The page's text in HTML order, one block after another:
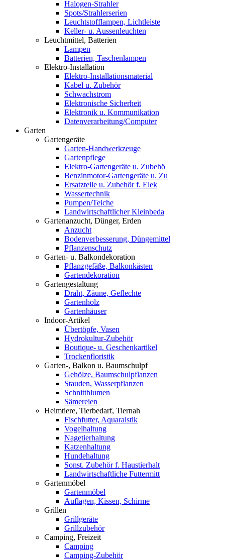
Halogen-Strahler
Spots/Strahlerserien
Leuchtstofflampen, Lichtleiste
Keller- u. Aussenleuchten
Leuchtmittel, Batterien
Lampen
Batterien, Taschenlampen
Elektro-Installation
Elektro-Installationsmaterial
Kabel u. Zubehör
Schwachstrom
Elektronische Sicherheit
Elektronik u. Kommunikation
Datenverarbeitung/Computer
Garten
Gartengeräte
Garten-Handwerkzeuge
Gartenpflege
Elektro-Gartengeräte u. Zubehö
Benzinmotor-Gartengeräte u. Zu
Ersatzteile u. Zubehör f. Elek
Wassertechnik
Pumpen/Teiche
Landwirtschaftlicher Kleinbeda
Gartenanzucht, Dünger, Erden
Anzucht
Bodenverbesserung, Düngemittel
Pflanzenschutz
Garten- u. Balkondekoration
Pflanzgefäße, Balkonkästen
Gartendekoration
Gartengestaltung
Draht, Zäune, Geflechte
Gartenholz
Gartenhäuser
Indoor-Artikel
Übertöpfe, Vasen
Hydrokultur-Zubehör
Boutique- u. Geschenkartikel
Trockenfloristik
Garten-, Balkon u. Baumschulpf
Gehölze, Baumschulpflanzen
Stauden, Wasserpflanzen
Schnittblumen
Sämereien
Heimtiere, Tierbedarf, Tiernah
Fischfutter, Aquaraistik
Vogelhaltung
Nagetierhaltung
Katzenhaltung
Hundehaltung
Sonst. Zubehör f. Haustierhalt
Landwirtschaftliche Futtermitt
Gartenmöbel
Gartenmöbel
Auflagen, Kissen, Schirme
Grillen
Grillgeräte
Grillzubehör
Camping, Freizeit
Camping
Camping-Zubehör